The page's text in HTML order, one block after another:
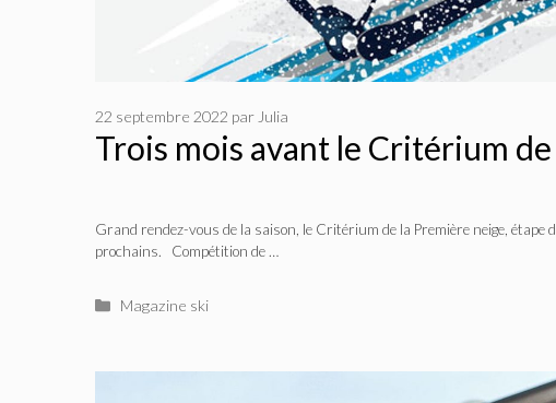
Trois mois avant le Critérium
22 septembre 2022 par Julia
Grand rendez-vous de la saison, le Critérium de la Première neige, étape
prochains. Compétition de …
Catégories
Magazine ski